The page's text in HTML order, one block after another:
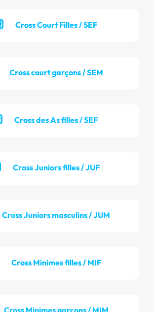
Cross Court Filles / SEF
Cross court garçons / SEM
Cross des As filles / SEF
Cross Juniors filles / JUF
Cross Juniors masculins / JUM
Cross Minimes filles / MIF
Cross Minimes garçons / MIM